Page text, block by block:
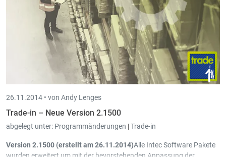
treten.
Fünf weitere Auswahlmöglichkeiten in dererweiterten
Auswahlder Ausdrucke hinzugefügt.
26.11.2014 • von Andy Lenges
Trade-in – Neue Version 2.1500
abgelegt unter: Programmänderungen |Trade-in
Version 2.1500 (erstellt am 26.11.2014)Alle Intec Software Pakete